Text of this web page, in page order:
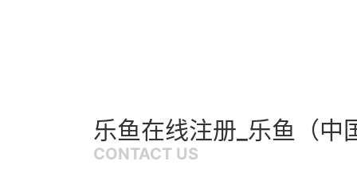
乐鱼在线注册_乐鱼（中
CONTACT US